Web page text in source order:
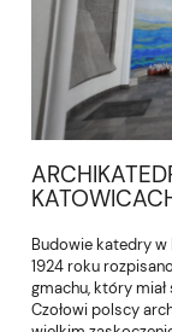
Budowie katedry w
1924 roku
gmachu, który
Czołowi polscy